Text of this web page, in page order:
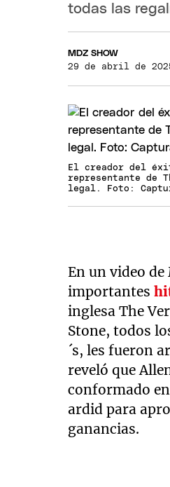
todas las
MDZ SHOW
29 de abril de
El creador del
representante de
legal. Foto:
En un video
importantes
inglesa The
Stone, todos
´s, les fueron
reveló que
conformado
ardid para
ganancias.